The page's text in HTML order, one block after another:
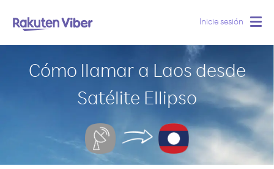
Inicie sesión
Cómo llamar a Laos desde
Satélite Ellipso